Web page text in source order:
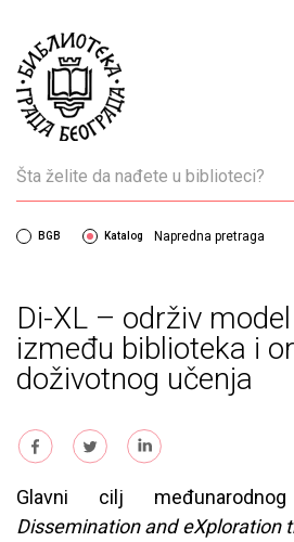
BGB Katalog Napredna pretraga
Di-XL – održiv
između biblioteka i
doživotnog učenja
Glavni cilj
Dissemination and eXploration